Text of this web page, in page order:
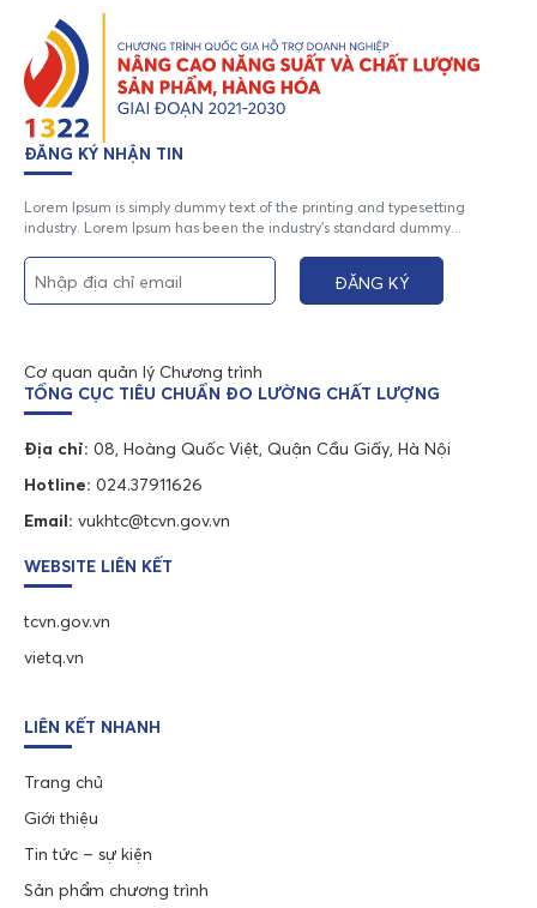
ĐĂNG KÝ NHẬN TIN
Lorem Ipsum is simply dummy text of the printing and typesetting
industry. Lorem Ipsum has been the industry's standard dummy...
Cơ quan quản lý Chương trình
TỔNG CỤC TIÊU CHUẨN ĐO LƯỜNG CHẤT LƯỢNG
Địa chỉ: 08, Hoàng Quốc Việt, Quận Cầu Giấy, Hà Nội
Hotline: 024.37911626
Email: vukhtc@tcvn.gov.vn
WEBSITE LIÊN KẾT
tcvn.gov.vn
vietq.vn
LIÊN KẾT NHANH
Trang chủ
Giới thiệu
Tin tức – sự kiện
Sản phẩm chương trình